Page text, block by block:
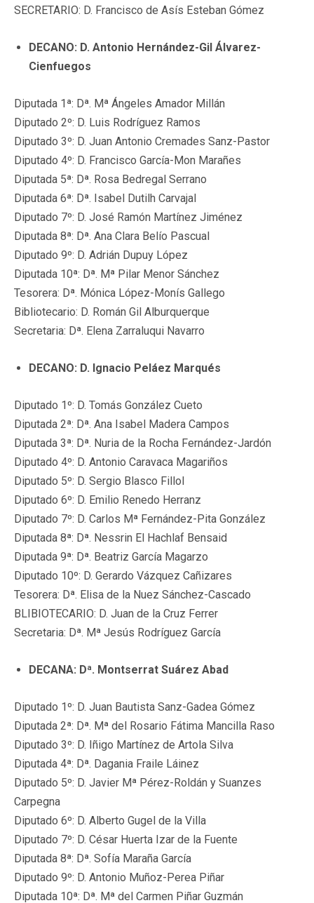
SECRETARIO: D. Francisco de Asís Esteban Gómez
DECANO: D. Antonio Hernández-Gil Álvarez-
Cienfuegos
Diputada 1ª: Dª. Mª Ángeles Amador Millán
Diputado 2º: D. Luis Rodríguez Ramos
Diputado 3º: D. Juan Antonio Cremades Sanz-Pastor
Diputado 4º: D. Francisco García-Mon Marañes
Diputada 5ª: Dª. Rosa Bedregal Serrano
Diputada 6ª: Dª. Isabel Dutilh Carvajal
Diputado 7º: D. José Ramón Martínez Jiménez
Diputada 8ª: Dª. Ana Clara Belío Pascual
Diputado 9º: D. Adrián Dupuy López
Diputada 10ª: Dª. Mª Pilar Menor Sánchez
Tesorera: Dª. Mónica López-Monís Gallego
Bibliotecario: D. Román Gil Alburquerque
Secretaria: Dª. Elena Zarraluqui Navarro
DECANO: D. Ignacio Peláez Marqués
Diputado 1º: D. Tomás González Cueto
Diputada 2ª: Dª. Ana Isabel Madera Campos
Diputada 3ª: Dª. Nuria de la Rocha Fernández-Jardón
Diputado 4º: D. Antonio Caravaca Magariños
Diputado 5º: D. Sergio Blasco Fillol
Diputado 6º: D. Emilio Renedo Herranz
Diputado 7º: D. Carlos Mª Fernández-Pita González
Diputada 8ª: Dª. Nessrin El Hachlaf Bensaid
Diputada 9ª: Dª. Beatriz García Magarzo
Diputado 10º: D. Gerardo Vázquez Cañizares
Tesorera: Dª. Elisa de la Nuez Sánchez-Cascado
BLIBIOTECARIO: D. Juan de la Cruz Ferrer
Secretaria: Dª. Mª Jesús Rodríguez García
DECANA: Dª. Montserrat Suárez Abad
Diputado 1º: D. Juan Bautista Sanz-Gadea Gómez
Diputada 2ª: Dª. Mª del Rosario Fátima Mancilla Raso
Diputado 3º: D. Iñigo Martínez de Artola Silva
Diputada 4ª: Dª. Dagania Fraile Láinez
Diputado 5º: D. Javier Mª Pérez-Roldán y Suanzes
Carpegna
Diputado 6º: D. Alberto Gugel de la Villa
Diputado 7º: D. César Huerta Izar de la Fuente
Diputada 8ª: Dª. Sofía Maraña García
Diputado 9º: D. Antonio Muñoz-Perea Piñar
Diputada 10ª: Dª. Mª del Carmen Piñar Guzmán